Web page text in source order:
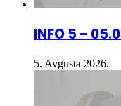
INFO 5 –
5. Avgusta 2026.